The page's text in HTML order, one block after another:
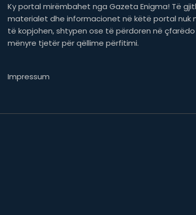
Ky portal mirëmbahet nga Gazeta Enigma! Të
materialet dhe informacionet në këtë portal nuk
të kopjohen, shtypen ose të përdoren në çfarëdo
mënyre tjetër për qëllime përfitimi.
Impressum